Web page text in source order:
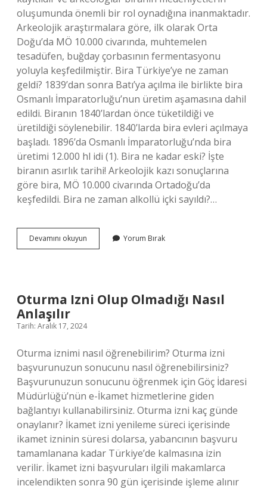
oluşumunda önemli bir rol oynadığına inanmaktadır.
Arkeolojik araştırmalara göre, ilk olarak Orta
Doğu’da MÖ 10.000 civarında, muhtemelen
tesadüfen, buğday çorbasının fermentasyonu
yoluyla keşfedilmiştir. Bira Türkiye’ye ne zaman
geldi? 1839’dan sonra Batı’ya açılma ile birlikte bira
Osmanlı İmparatorluğu’nun üretim aşamasına dahil
edildi. Biranın 1840’lardan önce tüketildiği ve
üretildiği söylenebilir. 1840’larda bira evleri açılmaya
başladı. 1896’da Osmanlı İmparatorluğu’nda bira
üretimi 12.000 hl idi (1). Bira ne kadar eski? İşte
biranın asırlık tarihi! Arkeolojik kazı sonuçlarına
göre bira, MÖ 10.000 civarında Ortadoğu’da
keşfedildi. Bira ne zaman alkollü içki sayıldı?…
Devamını okuyun
Bira
Yorum Bırak
Oturma Izni Olup Olmadığı Nasıl
Anlaşılır
Tarih: Aralık 17, 2024
Oturma iznimi nasıl öğrenebilirim? Oturma izni
başvurunuzun sonucunu nasıl öğrenebilirsiniz?
Başvurunuzun sonucunu öğrenmek için Göç İdaresi
Müdürlüğü’nün e-İkamet hizmetlerine giden
bağlantıyı kullanabilirsiniz. Oturma izni kaç günde
onaylanır? İkamet izni yenileme süreci içerisinde
ikamet izninin süresi dolarsa, yabancının başvuru
tamamlanana kadar Türkiye’de kalmasına izin
verilir. İkamet izni başvuruları ilgili makamlarca
incelendikten sonra 90 gün içerisinde işleme alınır